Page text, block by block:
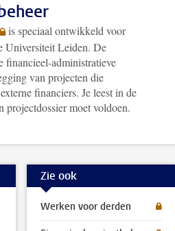
is speciaal ontwikkeld voor
Universiteit Leiden. De
administratieve
van projecten die
financiers. Je leest in de
projectdossier moet voldoen.
Zie ook
Werken voor derden